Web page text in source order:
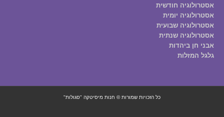
אסטרולוגיה חודשית
אסטרולוגיה יומית
אסטרולוגיה שבועית
אסטרולוגיה שנתית
אבני חן ביהדות
גלגל המזלות
כל הזכויות שמורות © חנות מיסיטקה "סגולות"